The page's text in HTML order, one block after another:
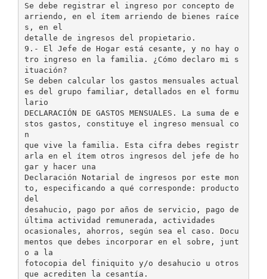
Se debe registrar el ingreso por concepto de
arriendo, en el ítem arriendo de bienes raíce
s, en el
detalle de ingresos del propietario.
9.- El Jefe de Hogar está cesante, y no hay o
tro ingreso en la familia. ¿Cómo declaro mi s
ituación?
Se deben calcular los gastos mensuales actual
es del grupo familiar, detallados en el formu
lario
DECLARACIÓN DE GASTOS MENSUALES. La suma de e
stos gastos, constituye el ingreso mensual co
n
que vive la familia. Esta cifra debes registr
arla en el ítem otros ingresos del jefe de ho
gar y hacer una
Declaración Notarial de ingresos por este mon
to, especificando a qué corresponde: producto
del
desahucio, pago por años de servicio, pago de
última actividad remunerada, actividades
ocasionales, ahorros, según sea el caso. Docu
mentos que debes incorporar en el sobre, junt
o a la
fotocopia del finiquito y/o desahucio u otros
que acrediten la cesantía.